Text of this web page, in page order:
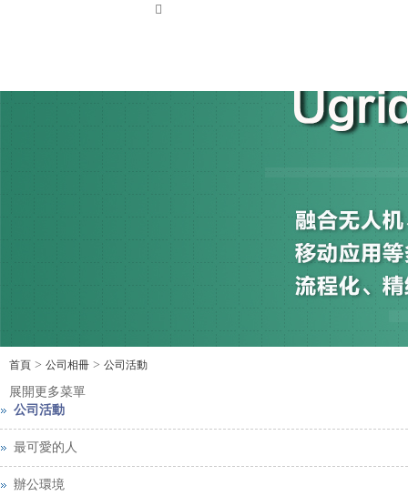
首頁 > 公司相冊 > 公司活動
展開更多菜單
公司活動
最可愛的人
辦公環境